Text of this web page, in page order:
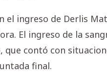
el ingreso de Derlis
El ingreso de la
contó con
final.